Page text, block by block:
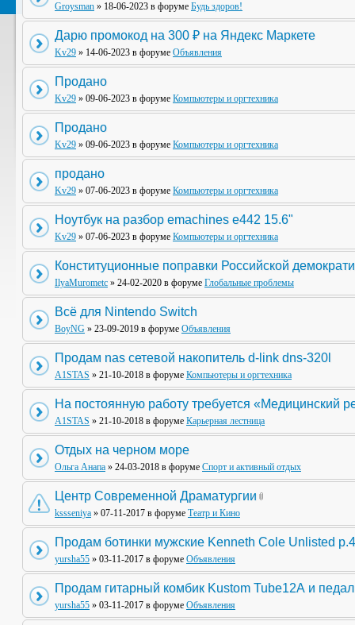
Groysman » 18-06-2023 в форуме Будь здоров!
Дарю промокод на 300 ₽ на Яндекс Маркете
Kv29 » 14-06-2023 в форуме Объявления
Продано
Kv29 » 09-06-2023 в форуме Компьютеры и оргтехника
Продано
Kv29 » 09-06-2023 в форуме Компьютеры и оргтехника
продано
Kv29 » 07-06-2023 в форуме Компьютеры и оргтехника
Ноутбук на разбор emachines e442 15.6"
Kv29 » 07-06-2023 в форуме Компьютеры и оргтехника
Конституционные поправки Российской
IlyaMurometc » 24-02-2020 в форуме Глобальные проблемы
Всё для Nintendo Switch
BoyNG » 23-09-2019 в форуме Объявления
Продам nas сетевой накопитель d-link dns-320l
A1STAS » 21-10-2018 в форуме Компьютеры и оргтехника
На постоянную работу требуется «Медицинский
A1STAS » 21-10-2018 в форуме Карьерная лестница
Отдых на черном море
Ольга Анапа » 24-03-2018 в форуме Спорт и активный отдых
Центр Современной Драматургии
kssseniya » 07-11-2017 в форуме Театр и Кино
Продам ботинки мужские Kenneth Cole Unlisted
yursha55 » 03-11-2017 в форуме Объявления
Продам гитарный комбик Kustom Tube12А и
yursha55 » 03-11-2017 в форуме Объявления